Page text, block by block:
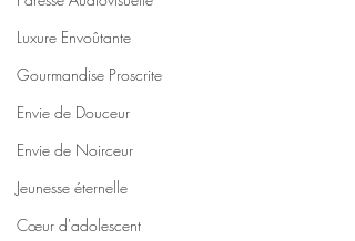
Luxure Envoûtante
Gourmandise Proscrite
Envie de Douceur
Envie de Noirceur
Jeunesse éternelle
Cœur d'adolescent